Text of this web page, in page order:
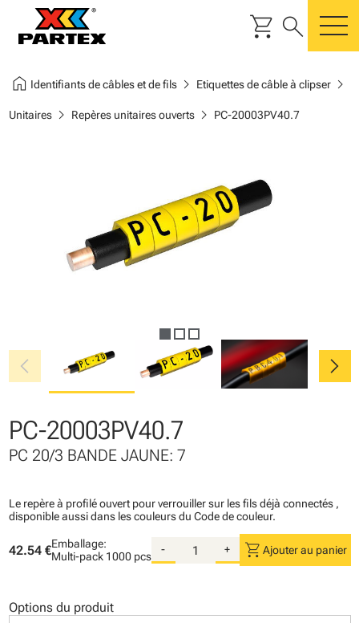
shopping_cart search
home Identifiants de câbles et de filschevron_right Etiquettes de câble à clipserchevron_right
Unitaireschevron_right Repères unitaires ouvertschevron_right PC-20003PV40.7
chevron_left chevron_right
PC-20003PV40.7
PC 20/3 BANDE JAUNE: 7
Le repère à profilé ouvert pour verrouiller sur les fils déjà connectés ,
disponible aussi dans les couleurs du Code de couleur.
42.54 €Emballage:
Multi-pack 1000 pcs
- + shopping_cart Ajouter au panier
Options du produit